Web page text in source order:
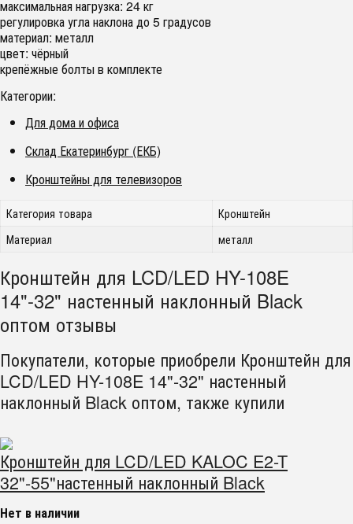
максимальная нагрузка: 24 кг
регулировка угла наклона до 5 градусов
материал: металл
цвет: чёрный
крепёжные болты в комплекте
Категории:
Для дома и офиса
Склад Екатеринбург (ЕКБ)
Кронштейны для телевизоров
Категория товара
Кронштейн
Материал
металл
Кронштейн для LCD/LED HY-108E
14"-32" настенный наклонный Black
оптом отзывы
Покупатели, которые приобрели Кронштейн для
LCD/LED HY-108E 14"-32" настенный
наклонный Black оптом, также купили
Кронштейн для LCD/LED KALOC E2-T
32"-55"настенный наклонный Black
Нет в наличии